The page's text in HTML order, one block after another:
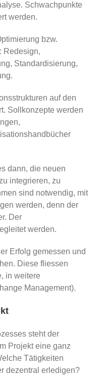
Schwachpunkte
werden.
bzw.
Redesign,
Standardisierung,
auf den
Sollkonzepte werden
dann, die neuen
integrieren, zu
sind notwendig, mit
werden, denn der
Der
werden.
Erfolg gemessen und
Diese fliessen
in weitere
Management).
steht der
Projekt eine ganz
Tätigkeiten
dezentral erledigen?